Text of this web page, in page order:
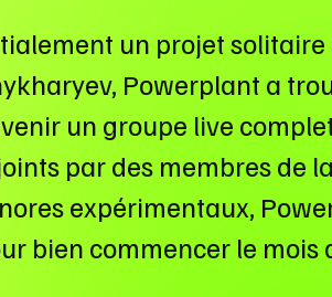
un projet solitaire
Powerplant a
un groupe live
par des membres de
expérimentaux,
bien commencer le mois